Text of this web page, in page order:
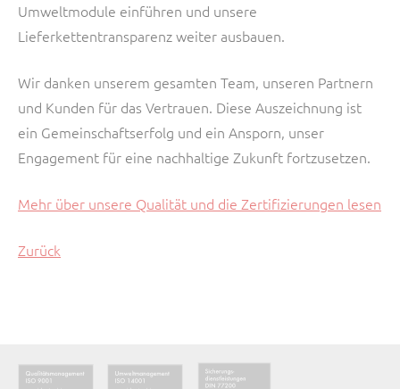
Umweltmodule einführen und unsere
Lieferkettentransparenz weiter ausbauen.
Wir danken unserem gesamten Team, unseren Partnern
und Kunden für das Vertrauen. Diese Auszeichnung ist
ein Gemeinschaftserfolg und ein Ansporn, unser
Engagement für eine nachhaltige Zukunft fortzusetzen.
Mehr über unsere Qualität und die Zertifizierungen lesen
Zurück